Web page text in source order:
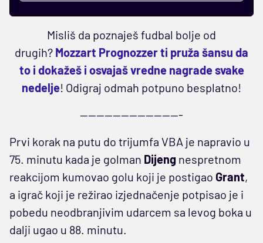
Misliš da poznaješ fudbal bolje od
drugih? Mozzart Prognozzer ti pruža šansu da
to i dokažeš i osvajaš vredne nagrade svake
nedelje! Odigraj odmah potpuno besplatno!
-------------------------
Prvi korak na putu do trijumfa VBA je napravio u
75. minutu kada je golman Dijeng nespretnom
reakcijom kumovao golu koji je postigao Grant,
a igrač koji je režirao izjednačenje potpisao je i
pobedu neodbranjivim udarcem sa levog boka u
dalji ugao u 88. minutu.